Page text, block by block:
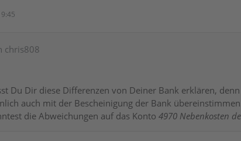
chris808
Du Dir diese Differenzen von Deiner Bank erklären,
auch mit der Bescheinigung der Bank
die Abweichungen auf das Konto 4970 Nebenkosten